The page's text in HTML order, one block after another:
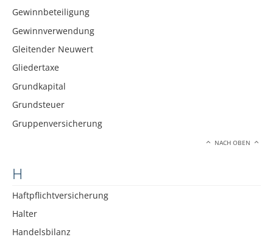
Gewinnbeteiligung
Gewinnverwendung
Gleitender Neuwert
Gliedertaxe
Grundkapital
Grundsteuer
Gruppenversicherung
NACH OBEN
H
Haftpflichtversicherung
Halter
Handelsbilanz